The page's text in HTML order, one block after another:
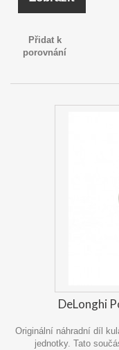
Přidat k
porovnání
DeLonghi
Originální náhradní díl
jednotky. Tato